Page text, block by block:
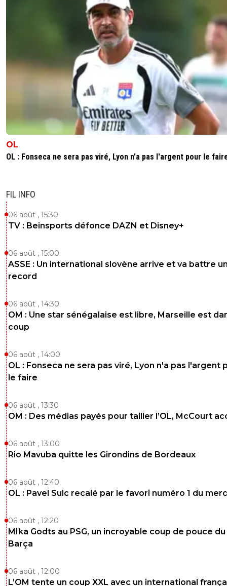
OL
OL : Fonseca ne sera pas viré, Lyon n'a pas l'argent pour le
FIL INFO
06 août , 15:30
TV : Beinsports défonce DAZN et Disney+
06 août , 15:00
ASSE : Un international slovène arrive et va battre
record
06 août , 14:30
OM : Une star sénégalaise est libre, Marseille est
coup
06 août , 14:00
OL : Fonseca ne sera pas viré, Lyon n'a pas l'argent
le faire
06 août , 13:30
OM : Des médias payés pour tailler l’OL, McCourt
06 août , 13:00
Rio Mavuba quitte les Girondins de Bordeaux
06 août , 12:40
OL : Pavel Sulc recalé par le favori numéro 1 du
06 août , 12:20
MIka Godts au PSG, un incroyable coup de pouce du
Barça
06 août , 12:00
L’OM tente un coup XXL avec un international